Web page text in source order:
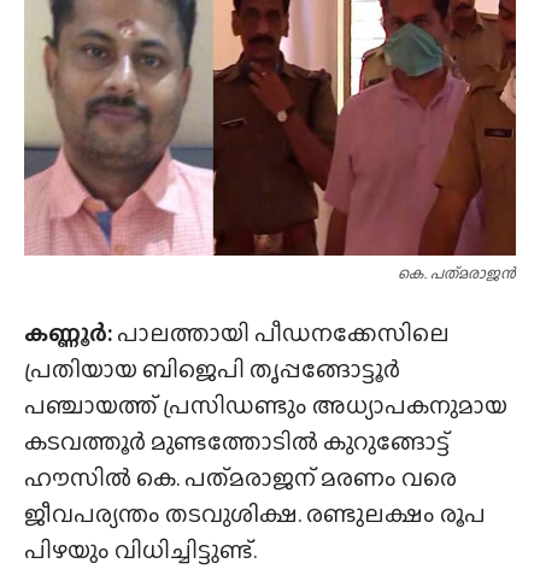
കെ. പത്‌മരാജൻ
കണ്ണൂർ:പാലത്തായി പീഡനക്കേസിലെ
പ്രതിയായ ബിജെപി തൃപ്പങ്ങോട്ടൂർ
പഞ്ചായത്ത് പ്രസിഡണ്ടും അധ്യാപകനുമായ
കടവത്തൂർ മുണ്ടത്തോടിൽ കുറുങ്ങോട്ട്
ഹൗസിൽ കെ. പത്‌മരാജന് മരണം വരെ
ജീവപര്യന്തം തടവുശിക്ഷ. രണ്ടുലക്ഷം രൂപ
പിഴയും വിധിച്ചിട്ടുണ്ട്.